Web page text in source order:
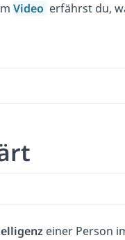
Video erfährst du,
einer Person